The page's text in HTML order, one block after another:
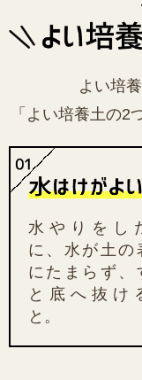
よい培
「よい培養土の2
水やりをし
に、水が土の
にたまらず、
と底へ抜け
と。